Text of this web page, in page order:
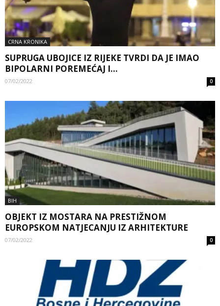
CRNA KRONIKA
SUPRUGA UBOJICE IZ RIJEKE TVRDI DA JE IMAO
BIPOLARNI POREMEĆAJ I...
07/02/2022 0
BIH
OBJEKT IZ MOSTARA NA PRESTIŽNOM
EUROPSKOM NATJECANJU IZ ARHITEKTURE
07/02/2022 0